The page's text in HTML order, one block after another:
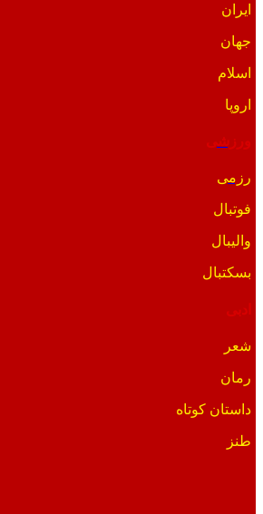
ایران
جهان
اسلام
اروپا
ورزشی
رزمی
فوتبال
والیبال
بسکتبال
ادبی
شعر
رمان
داستان کوتاه
طنز